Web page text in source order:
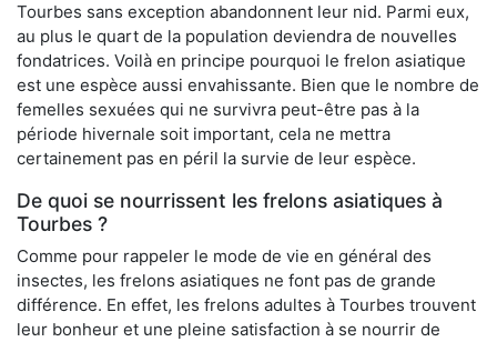
Tourbes sans exception abandonnent leur nid. Parmi eux,
au plus le quart de la population deviendra de nouvelles
fondatrices. Voilà en principe pourquoi le frelon asiatique
est une espèce aussi envahissante. Bien que le nombre de
femelles sexuées qui ne survivra peut-être pas à la
période hivernale soit important, cela ne mettra
certainement pas en péril la survie de leur espèce.
De quoi se nourrissent les frelons asiatiques à
Tourbes ?
Comme pour rappeler le mode de vie en général des
insectes, les frelons asiatiques ne font pas de grande
différence. En effet, les frelons adultes à Tourbes trouvent
leur bonheur et une pleine satisfaction à se nourrir de